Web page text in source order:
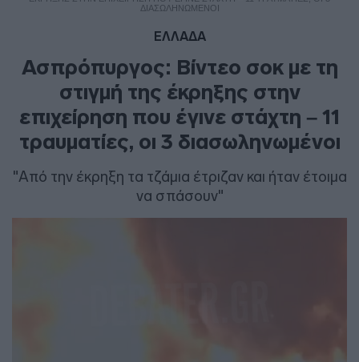
ΔΙΑΣΩΛΗΝΩΜΈΝΟΙ
ΕΛΛΑΔΑ
Ασπρόπυργος: Βίντεο σοκ με τη
στιγμή της έκρηξης στην
επιχείρηση που έγινε στάχτη – 11
τραυματίες, οι 3 διασωληνωμένοι
"Από την έκρηξη τα τζάμια έτριζαν και ήταν έτοιμα
να σπάσουν"